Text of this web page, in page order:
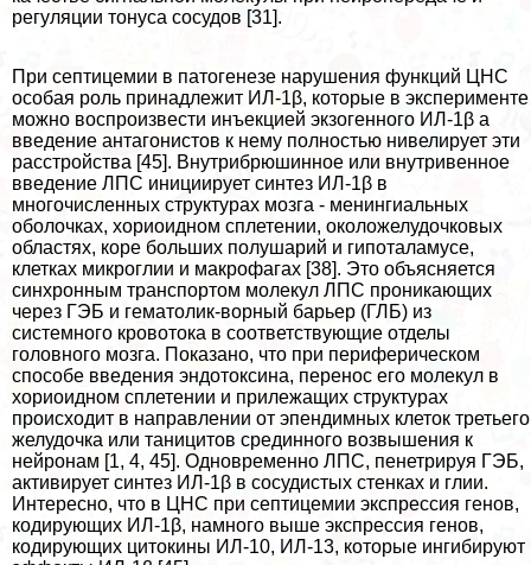
регуляции тонуса сосудов [31].
При септицемии в патогенезе нарушения функций ЦНС
особая роль принадлежит ИЛ-1β, которые в эксперименте
можно воспроизвести инъекцией экзогенного ИЛ-1β а
введение антагонистов к нему полностью нивелирует эти
расстройства [45]. Внутрибрюшинное или внутривенное
введение ЛПС инициирует синтез ИЛ-1β в
многочисленных структурах мозга - менингиальных
оболочках, хориоидном сплетении, околожелудочковых
областях, коре больших полушарий и гипоталамусе,
клетках микроглии и макрофагах [38]. Это объясняется
синхронным трaнcпортом молекул ЛПС проникающих
через ГЭБ и гематолик-ворный барьер (ГЛБ) из
системного кровотока в соответствующие отделы
головного мозга. Показано, что при периферическом
способе введения эндотоксина, перенос его молекул в
хориоидном сплетении и прилежащих структурах
происходит в направлении от эпендимных клеток третьего
желудочка или таницитов срединного возвышения к
нейронам [1, 4, 45]. Одновременно ЛПС, пенетрируя ГЭБ,
активирует синтез ИЛ-1β в сосудистых стенках и глии.
Интересно, что в ЦНС при септицемии экспрессия генов,
кодирующих ИЛ-1β, намного выше экспрессия генов,
кодирующих цитокины ИЛ-10, ИЛ-13, которые ингибируют